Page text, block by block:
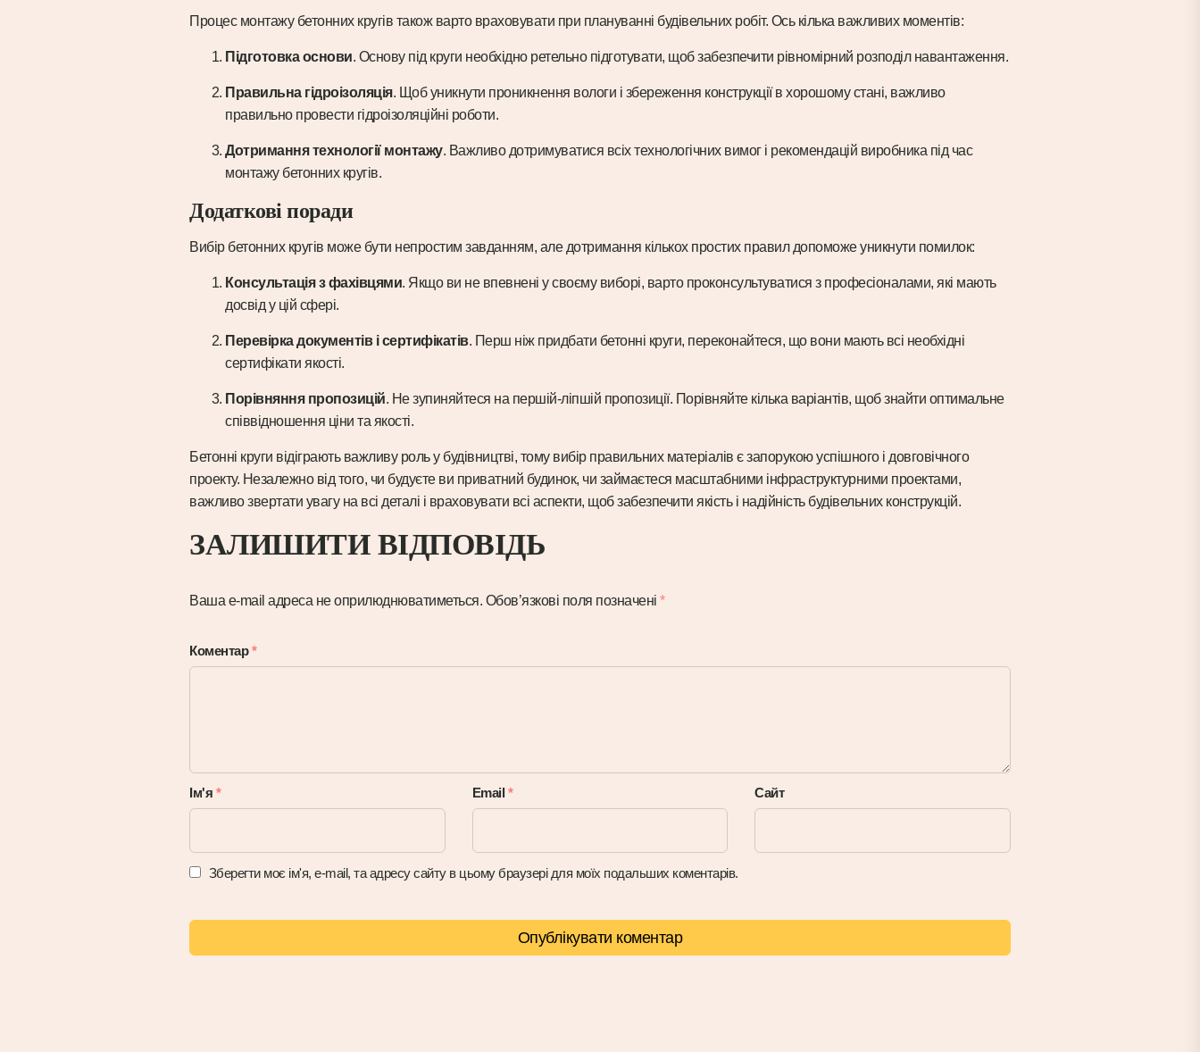
Процес монтажу бетонних кругів також варто враховувати при плануванні будівельних робіт. Ось кілька важливих моментів:
Підготовка основи. Основу під круги необхідно ретельно підготувати, щоб забезпечити рівномірний розподіл навантаження.
Правильна гідроізоляція. Щоб уникнути проникнення вологи і збереження конструкції в хорошому стані, важливо
правильно провести гідроізоляційні роботи.
Дотримання технології монтажу. Важливо дотримуватися всіх технологічних вимог і рекомендацій виробника під час
монтажу бетонних кругів.
Додаткові поради
Вибір бетонних кругів може бути непростим завданням, але дотримання кількох простих правил допоможе уникнути помилок:
Консультація з фахівцями. Якщо ви не впевнені у своєму виборі, варто проконсультуватися з професіоналами, які мають
досвід у цій сфері.
Перевірка документів і сертифікатів. Перш ніж придбати бетонні круги, переконайтеся, що вони мають всі необхідні
сертифікати якості.
Порівняння пропозицій. Не зупиняйтеся на першій-ліпшій пропозиції. Порівняйте кілька варіантів, щоб знайти оптимальне
співвідношення ціни та якості.
Бетонні круги відіграють важливу роль у будівництві, тому вибір правильних матеріалів є запорукою успішного і довговічного
проекту. Незалежно від того, чи будуєте ви приватний будинок, чи займаєтеся масштабними інфраструктурними проектами,
важливо звертати увагу на всі деталі і враховувати всі аспекти, щоб забезпечити якість і надійність будівельних конструкцій.
ЗАЛИШИТИ ВІДПОВІДЬ
Ваша e-mail адреса не оприлюднюватиметься. Обов’язкові поля позначені *
Коментар*
Ім'я * Email* Сайт
Зберегти моє ім'я, e-mail, та адресу сайту в цьому браузері для моїх подальших коментарів.